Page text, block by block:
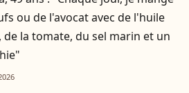
ou de l'avocat avec de l'huile
de la tomate, du sel marin et un